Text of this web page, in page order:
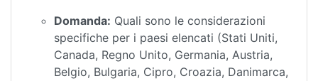
Domanda: Quali sono le considerazioni
specifiche per i paesi elencati (Stati Uniti,
Canada, Regno Unito, Germania, Austria,
Belgio, Bulgaria, Cipro, Croazia, Danimarca,